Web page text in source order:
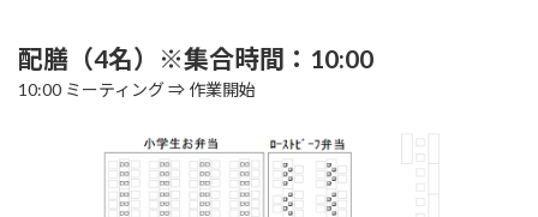
配膳（4名）※集合時間：10:00
10:00 ミーティング ⇒ 作業開始